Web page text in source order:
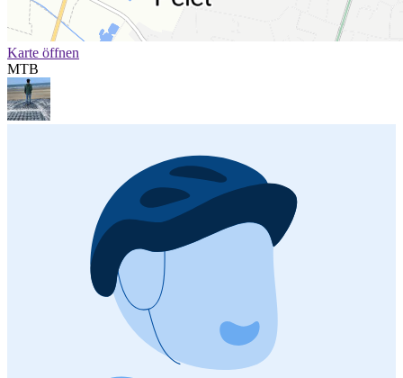
Karte öffnen
MTB